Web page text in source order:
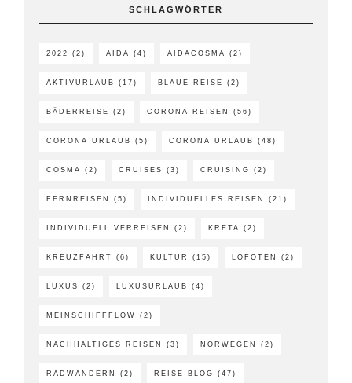
SCHLAGWÖRTER
2022 (2) AIDA (4) AIDACOSMA (2)
AKTIVURLAUB (17) BLAUE REISE (2)
BÄDERREISE (2) CORONA REISEN (56)
CORONA URLAUB (5) CORONA URLAUB (48)
COSMA (2) CRUISES (3) CRUISING (2)
FERNREISEN (5) INDIVIDUELLES REISEN (21)
INDIVIDUELL VERREISEN (2) KRETA (2)
KREUZFAHRT (6) KULTUR (15) LOFOTEN (2)
LUXUS (2) LUXUSURLAUB (4)
MEINSCHIFFFLOW (2)
NACHHALTIGES REISEN (3) NORWEGEN (2)
RADWANDERN (2) REISE-BLOG (47)